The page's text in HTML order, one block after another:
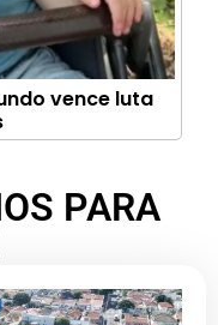
vence luta
PARA